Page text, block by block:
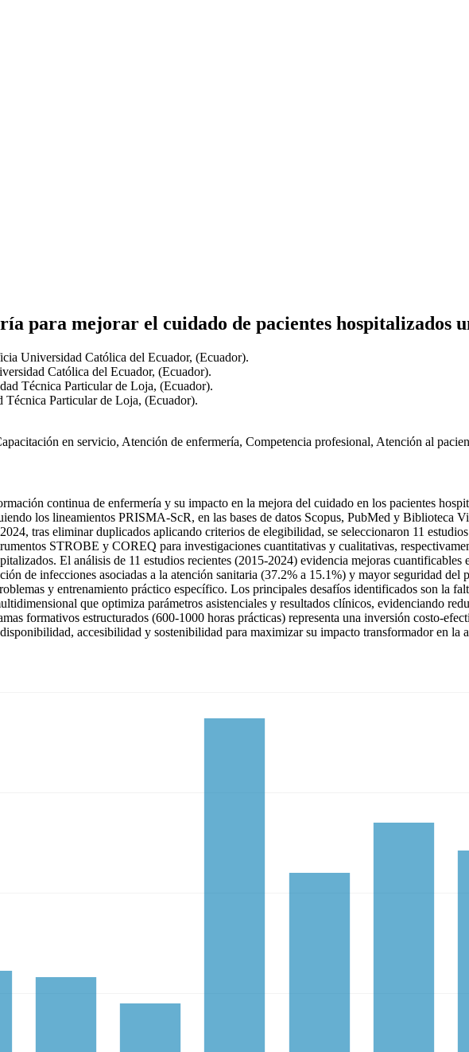
para mejorar el cuidado de pacientes hospitalizados
Universidad Católica del Ecuador, (Ecuador).
Católica del Ecuador, (Ecuador).
Técnica Particular de Loja, (Ecuador).
Técnica Particular de Loja, (Ecuador).
en servicio, Atención de enfermería, Competencia profesional, Atención al
continua de enfermería y su impacto en la mejora del cuidado en los pacientes
los lineamientos PRISMA-ScR, en las bases de datos Scopus, PubMed y Biblioteca
tras eliminar duplicados aplicando criterios de elegibilidad, se seleccionaron 11
STROBE y COREQ para investigaciones cuantitativas y cualitativas,
El análisis de 11 estudios recientes (2015-2024) evidencia mejoras
de infecciones asociadas a la atención sanitaria (37.2% a 15.1%) y mayor seguridad
y entrenamiento práctico específico. Los principales desafíos identificados son la
que optimiza parámetros asistenciales y resultados clínicos, evidenciando
formativos estructurados (600-1000 horas prácticas) representa una inversión costo-
accesibilidad y sostenibilidad para maximizar su impacto transformador en la